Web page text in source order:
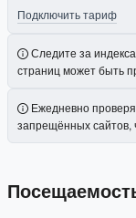
Подключить тариф
Следите за
страниц может быть
Ежедневно
запрещённых сайтов,